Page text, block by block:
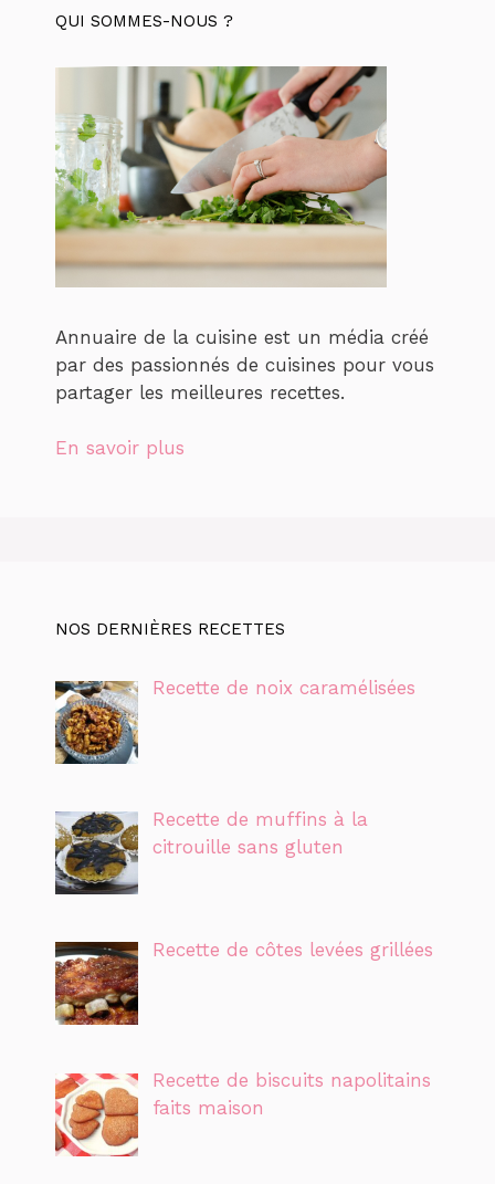
QUI SOMMES-NOUS ?
Annuaire de la cuisine est un média créé
par des passionnés de cuisines pour vous
partager les meilleures recettes.
En savoir plus
NOS DERNIÈRES RECETTES
Recette de noix caramélisées
Recette de muffins à la
citrouille sans gluten
Recette de côtes levées grillées
Recette de biscuits napolitains
faits maison